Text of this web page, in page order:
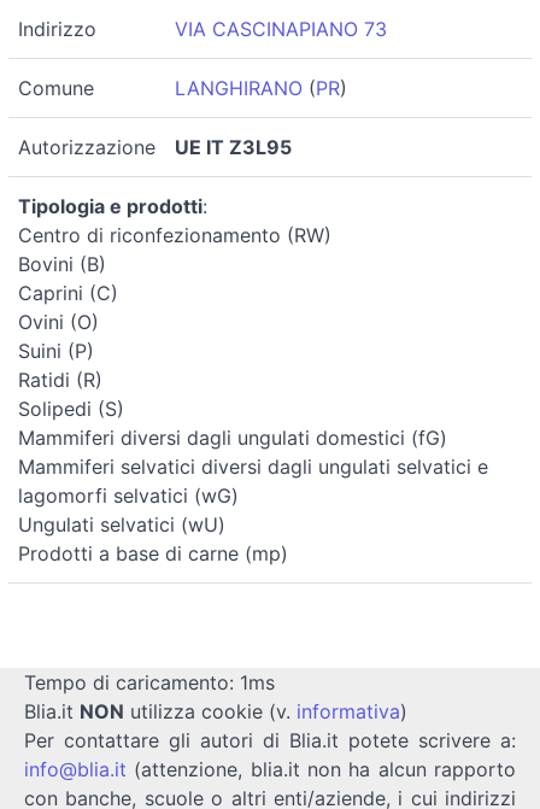
Indirizzo VIA CASCINAPIANO 73
Comune LANGHIRANO (PR)
Autorizzazione UE IT Z3L95
Tipologia e prodotti:
Centro di riconfezionamento (RW)
Bovini (B)
Caprini (C)
Ovini (O)
Suini (P)
Ratidi (R)
Solipedi (S)
Mammiferi diversi dagli ungulati domestici (fG)
Mammiferi selvatici diversi dagli ungulati selvatici e
lagomorfi selvatici (wG)
Ungulati selvatici (wU)
Prodotti a base di carne (mp)
Tempo di caricamento: 1ms
Blia.it NON utilizza cookie (v. informativa)
Per contattare gli autori di Blia.it potete scrivere a:
info@blia.it (attenzione, blia.it non ha alcun rapporto
con banche, scuole o altri enti/aziende, i cui indirizzi